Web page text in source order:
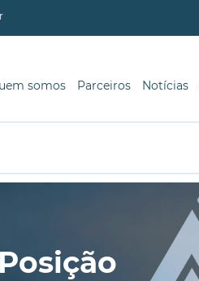
somos Parceiros Notícias